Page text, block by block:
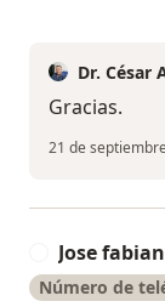
Dr. César
Gracias.
21 de
Jose
Número de